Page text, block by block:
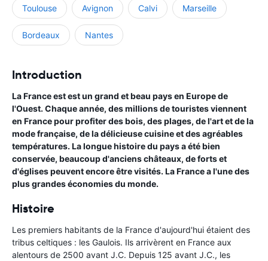
Toulouse Avignon Calvi Marseille
Bordeaux Nantes
Introduction
La France est est un grand et beau pays en Europe de
l'Ouest. Chaque année, des millions de touristes viennent
en France pour profiter des bois, des plages, de l'art et de la
mode française, de la délicieuse cuisine et des agréables
températures. La longue histoire du pays a été bien
conservée, beaucoup d'anciens châteaux, de forts et
d'églises peuvent encore être visités. La France a l'une des
plus grandes économies du monde.
Histoire
Les premiers habitants de la France d'aujourd'hui étaient des
tribus celtiques : les Gaulois. Ils arrivèrent en France aux
alentours de 2500 avant J.C. Depuis 125 avant J.C., les